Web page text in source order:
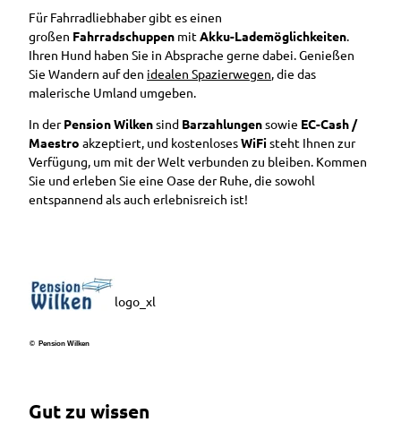
Ausflugstipps
in der
weiteren
Umgebung
Hörstat
ionen
Entdec
kerpfad
Wester
Ostfrieslandrun
dfahrt
Stadtführung
mit Mutter
Gerken
Stadtführung im
Sitzen
Sonnenunterga
ngsführung am
Stadtstrand
Unterkunft
buchen
Ihr Urlaub in
Westerstede
Barrierefreier
Urlaub in
Westerstede
Camping- und
Für Fahrradliebhaber gibt es einen
großen Fahrradschuppen mitAkku-Lademöglichkeiten.
Ihren Hund haben Sie in Absprache gerne dabei. Genießen
Sie Wandern auf den idealen Spazierwegen, die das
malerische Umland umgeben.
In derPension Wilkensind Barzahlungensowie EC-Cash /
Maestro akzeptiert, und kostenlosesWiFisteht Ihnen zur
Verfügung, um mit der Welt verbunden zu bleiben. Kommen
Sie und erleben Sie eine Oase der Ruhe, die sowohl
entspannend als auch erlebnisreich ist!
© Pension Wilken
logo_xl
Gut zu wissen